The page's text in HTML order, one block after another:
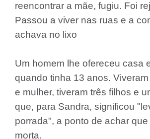
reencontrar a mãe, fugiu. Foi
Passou a viver nas ruas e a
achava no lixo
Um homem lhe ofereceu casa
quando tinha 13 anos.
e mulher, tiveram três filhos e
que, para Sandra, significou
porrada", a ponto de achar
morta.